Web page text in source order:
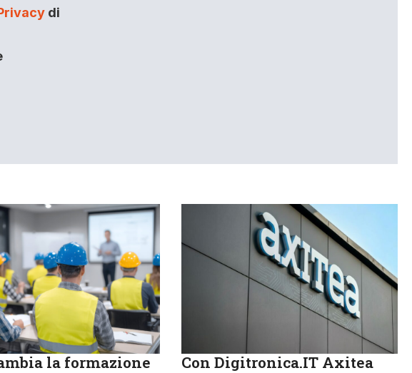
di
la formazione
Con Digitronica.IT Axitea